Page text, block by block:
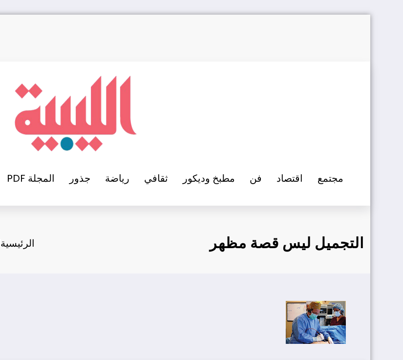
مجتمع اقتصاد فن مطبخ وديكور ثقافي رياضة جذور المجلة PDF
التجميل ليس قصة مظهر الرئيسية